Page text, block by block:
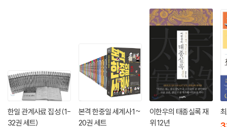
한일 관계사료 집성 (1-
32권 세트)
본격 한중일 세계사 1~
20권 세트
이한우의 태종실록 재
위 12년